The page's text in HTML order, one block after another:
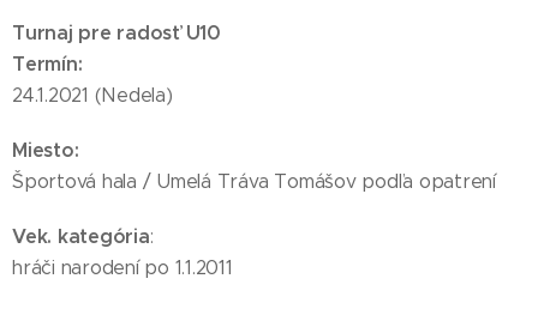
Turnaj pre radosť U10
Termín:
24.1.2021 (Nedela)
Miesto:
Športová hala / Umelá Tráva Tomášov podľa opatrení
Vek. kategória:
hráči narodení po 1.1.2011